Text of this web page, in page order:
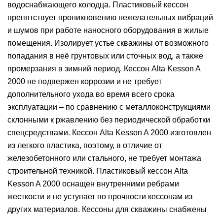
водоснабжающего колодца. Пластиковый кессон
препятствует проникновению нежелательных вибраций
и шумов при работе наносного оборудования в жилые
помещения. Изолирует устье скважины от возможного
попадания в неё грунтовых или сточных вод, а также
промерзания в зимний период. Кессон Alta Kesson A
2000 не подвержен коррозии и не требует
дополнительного ухода во время всего срока
эксплуатации – по сравнению с металлоконструкциями
склонными к ржавлению без периодической обработки
спецсредствами. Кессон Alta Kesson A 2000 изготовлен
из легкого пластика, поэтому, в отличие от
железобетонного или стального, не требует монтажа
строительной техникой. Пластиковый кессон Alta
Kesson A 2000 оснащен внутренними ребрами
жесткости и не уступает по прочности кессонам из
других материалов. Кессоны для скважины снабжены